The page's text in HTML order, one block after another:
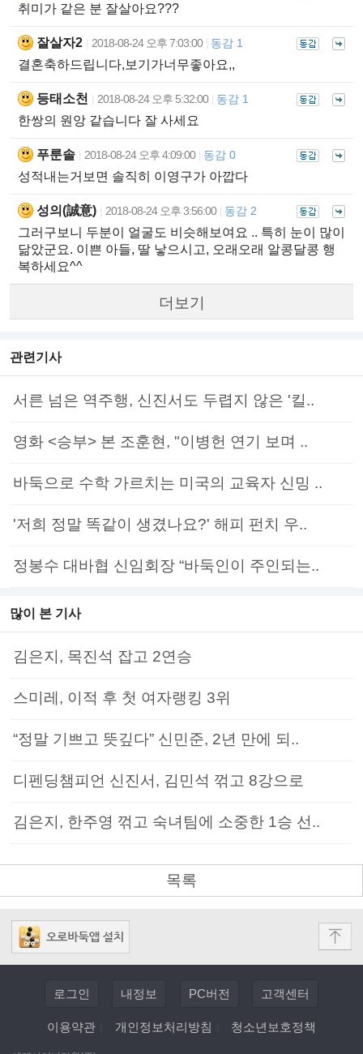
취미가 같은 분 잘살아요???
잘살자2 2018-08-24 오후 7:03:00 동감 1
결혼축하드립니다,보기가너무좋아요,,
등태소천 2018-08-24 오후 5:32:00 동감 1
한쌍의 원앙 같습니다 잘 사세요
푸룬솔 2018-08-24 오후 4:09:00 동감 0
성적내는거보면 솔직히 이영구가 아깝다
성의(誠意) 2018-08-24 오후 3:56:00 동감 2
그러구보니 두분이 얼굴도 비슷해보여요 .. 특히 눈이 많이
닮았군요. 이쁜 아들, 딸 낳으시고, 오래오래 알콩달콩 행
복하세요^^
더보기
관련기사
서른 넘은 역주행, 신진서도 두렵지 않은 '킬..
영화 <승부> 본 조훈현, "이병헌 연기 보며 ..
바둑으로 수학 가르치는 미국의 교육자 신밍 ..
'저희 정말 똑같이 생겼나요?' 해피 펀치 우..
정봉수 대바협 신임회장 “바둑인이 주인되는..
많이 본 기사
김은지, 목진석 잡고 2연승
스미레, 이적 후 첫 여자랭킹 3위
“정말 기쁘고 뜻깊다” 신민준, 2년 만에 되..
디펜딩챔피언 신진서, 김민석 꺾고 8강으로
김은지, 한주영 꺾고 숙녀팀에 소중한 1승 선..
목록
로그인 내정보 PC버전 고객센터
이용약관 개인정보처리방침 청소년보호정책